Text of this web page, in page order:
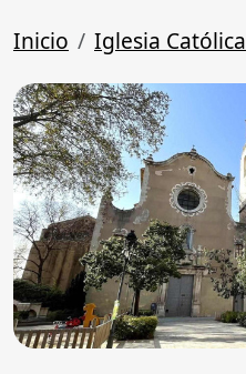
Inicio Iglesia Católica